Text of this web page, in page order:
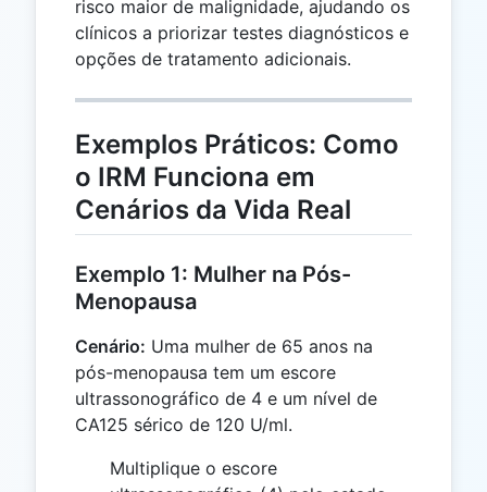
risco maior de malignidade, ajudando os
clínicos a priorizar testes diagnósticos e
opções de tratamento adicionais.
Exemplos Práticos: Como
o IRM Funciona em
Cenários da Vida Real
Exemplo 1: Mulher na Pós-
Menopausa
Cenário: Uma mulher de 65 anos na
pós-menopausa tem um escore
ultrassonográfico de 4 e um nível de
CA125 sérico de 120 U/ml.
Multiplique o escore